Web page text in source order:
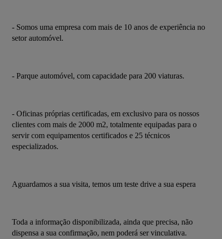
- Somos uma empresa com mais de 10 anos de experiência no
setor automóvel.
- Parque automóvel, com capacidade para 200 viaturas.
- Oficinas próprias certificadas, em exclusivo para os nossos
clientes com mais de 2000 m2, totalmente equipadas para o
servir com equipamentos certificados e 25 técnicos
especializados.
Aguardamos a sua visita, temos um teste drive a sua espera
Toda a informação disponibilizada, ainda que precisa, não
dispensa a sua confirmação, nem poderá ser vinculativa.